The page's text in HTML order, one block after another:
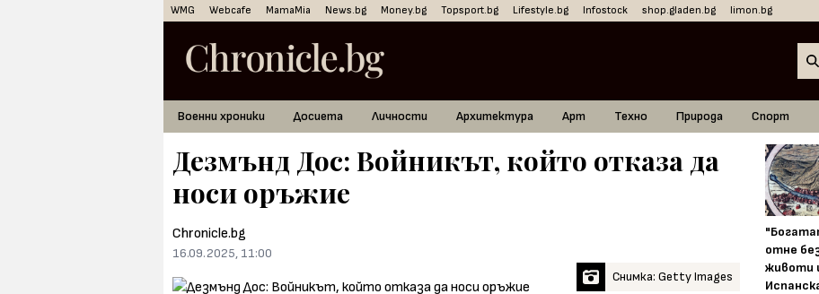
WMG Webcafe MamaMia News.bg Money.bg Topsport.bg Lifestyle.bg Infostock shop.gladen.bg limon.bg
Военни хроники Досиета Личности Архитектура Арт Техно Природа Спорт
Дезмънд Дос: Войникът, който отказа да
носи оръжие
Chronicle.bg
16.09.2025, 11:00
Снимка: Getty Images
отне
животи